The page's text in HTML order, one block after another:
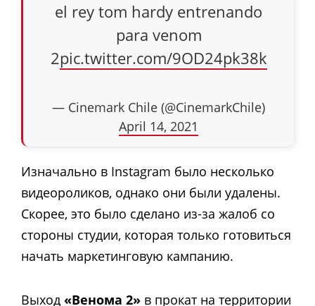
el rey tom hardy entrenando
para venom
2pic.twitter.com/9OD24pk38k
— Cinemark Chile (@CinemarkChile)
April 14, 2021
Изначально в Instagram было несколько
видеороликов, однако они были удалены.
Скорее, это было сделано из-за жалоб со
стороны студии, которая только готовиться
начать маркетинговую кампанию.
Выход «Венома 2» в прокат на территории